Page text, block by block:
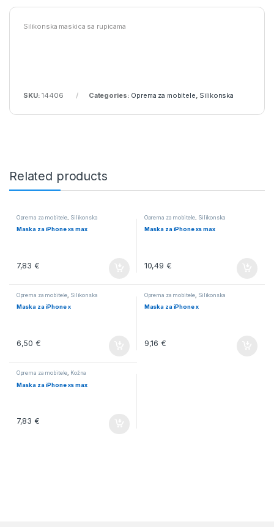
Silikonska maskica sa rupicama
SKU:14406 Categories: Oprema za mobitele Silikonska
Related products
Oprema za mobitele Silikonska
Maska za iPhone xs max
7,83 €
Oprema za mobitele Silikonska
Maska za iPhone xs max
10,49 €
Oprema za mobitele Silikonska
Maska za iPhone x
6,50 €
Oprema za mobitele Silikonska
Maska za iPhone x
9,16 €
Oprema za mobitele Kožna
Maska za iPhone xs max
7,83 €